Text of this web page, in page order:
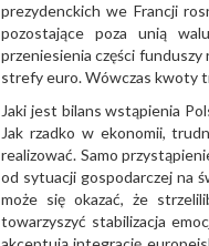
prezydenckich we Francji
pozostające poza unią
przeniesienia części
strefy euro. Wówczas kwoty
Jaki jest bilans wstąpienia
Jak rzadko w ekonomii,
realizować. Samo
od sytuacji gospodarczej na
może się okazać, że
towarzyszyć stabilizacja